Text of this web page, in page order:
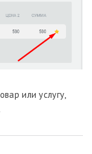
или услугу,